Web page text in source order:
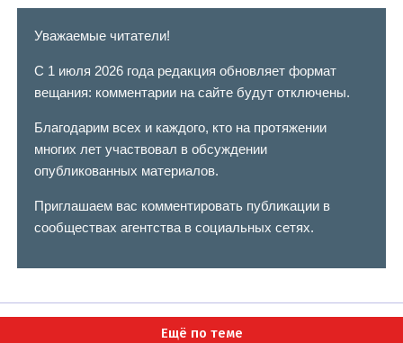
Уважаемые читатели!
С 1 июля 2026 года редакция обновляет формат
вещания: комментарии на сайте будут отключены.
Благодарим всех и каждого, кто на протяжении
многих лет участвовал в обсуждении
опубликованных материалов.
Приглашаем вас комментировать публикации в
сообществах агентства в социальных сетях.
Ещё по теме